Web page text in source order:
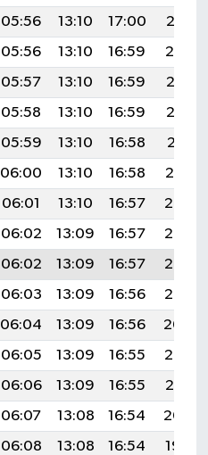
05:56 13:10 17:00
20:15
05:56 13:10 16:59
20:14
05:57 13:10 16:59
20:13
05:58 13:10 16:59
20:12
05:59 13:10 16:58
20:11
06:00 13:10 16:58
20:10
06:01 13:10 16:57
20:08
06:02 13:09 16:57
20:07
06:02 13:09 16:57
20:06
06:03 13:09 16:56
20:05
06:04 13:09 16:56
20:04
06:05 13:09 16:55
20:03
06:06 13:09 16:55
20:01
06:07 13:08 16:54
20:00
06:08 13:08 16:54
19:59